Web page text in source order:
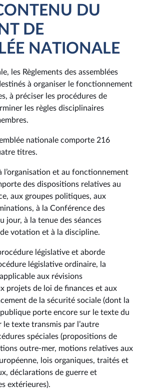
DU
DE
NATIONALE
les Règlements des assemblées
à organiser le fonctionnement
à préciser les procédures de
les règles disciplinaires
nationale comporte 216
titres.
l’organisation et au fonctionnement
des dispositions relatives au
aux groupes politiques, aux
à la Conférence des
jour, à la tenue des séances
votation et à la discipline.
législative et aborde
législative ordinaire, la
aux révisions
projets de loi de finances et aux
de la sécurité sociale (dont la
porte encore sur le texte du
texte transmis par l’autre
spéciales (propositions de
outre-mer, motions relatives aux
lois organiques, traités et
déclarations de guerre et
extérieures).